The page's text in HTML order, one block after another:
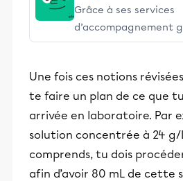
éducative.
Grâce à ses services
d’accompagnement
stimulants, Alloprof
éducative.
Une fois ces notions
te faire un plan de ce que
arrivée en laboratoire. Par
solution concentrée à 24 g/
comprends, tu dois
afin d’avoir 80 mL de cette